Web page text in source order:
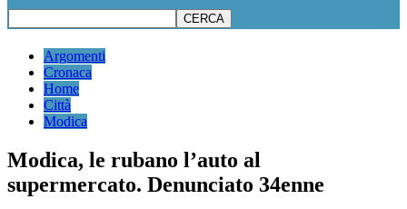
Argomenti
Cronaca
Home
Città
Modica
Modica, le rubano l’auto al
supermercato. Denunciato 34enne